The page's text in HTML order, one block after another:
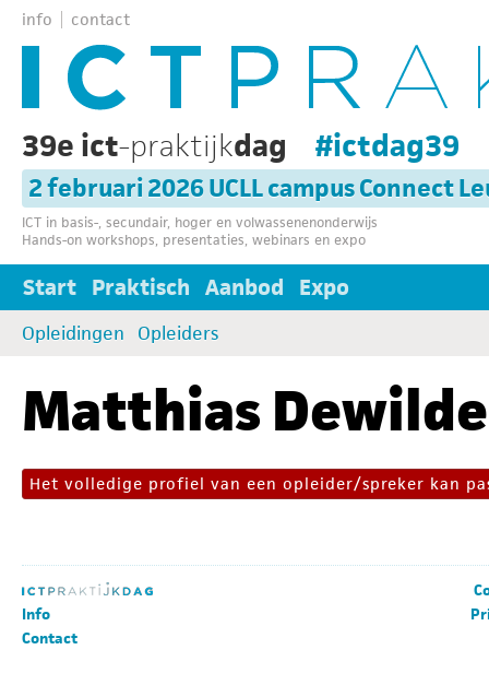
info contact
39e ict-praktijkdag #ictdag39
2 februari 2026 UCLL campus Connect
ICT in basis-, secundair, hoger en volwassenenonderwijs
Hands-on workshops, presentaties, webinars en expo
Start Praktisch Aanbod Expo
Opleidingen Opleiders
Matthias Dewilde
Het volledige profiel van een opleider/spreker kan
Info
Contact